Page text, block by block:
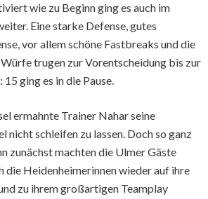
wie zu Beginn ging es auch im
Eine starke Defense, gutes
vor allem schöne Fastbreaks und die
trugen zur Vorentscheidung bis zur
ging es in die Pause.
ermahnte Trainer Nahar seine
nicht schleifen zu lassen. Doch so ganz
zunächst machten die Ulmer Gäste
die Heidenheimerinnen wieder auf ihre
zu ihrem großartigen Teamplay